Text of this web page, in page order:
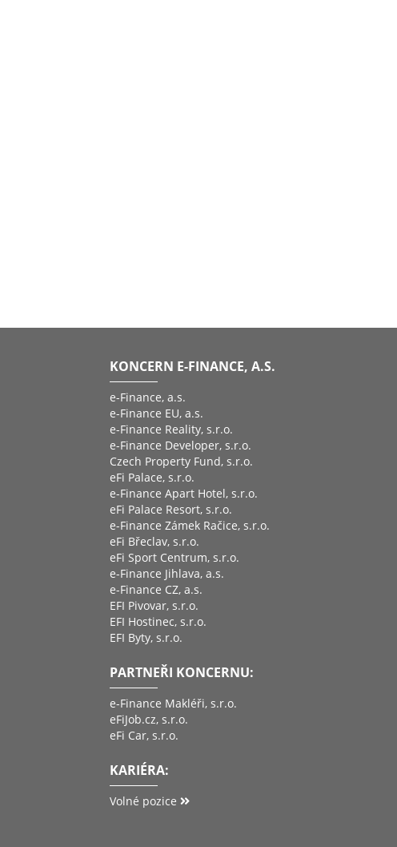
KONCERN E-FINANCE, A.S.
e-Finance, a.s.
e-Finance EU, a.s.
e-Finance Reality, s.r.o.
e-Finance Developer, s.r.o.
Czech Property Fund, s.r.o.
eFi Palace, s.r.o.
e-Finance Apart Hotel, s.r.o.
eFi Palace Resort, s.r.o.
e-Finance Zámek Račice, s.r.o.
eFi Břeclav, s.r.o.
eFi Sport Centrum, s.r.o.
e-Finance Jihlava, a.s.
e-Finance CZ, a.s.
EFI Pivovar, s.r.o.
EFI Hostinec, s.r.o.
EFI Byty, s.r.o.
PARTNEŘI KONCERNU:
e-Finance Makléři, s.r.o.
eFiJob.cz, s.r.o.
eFi Car, s.r.o.
KARIÉRA:
Volné pozice